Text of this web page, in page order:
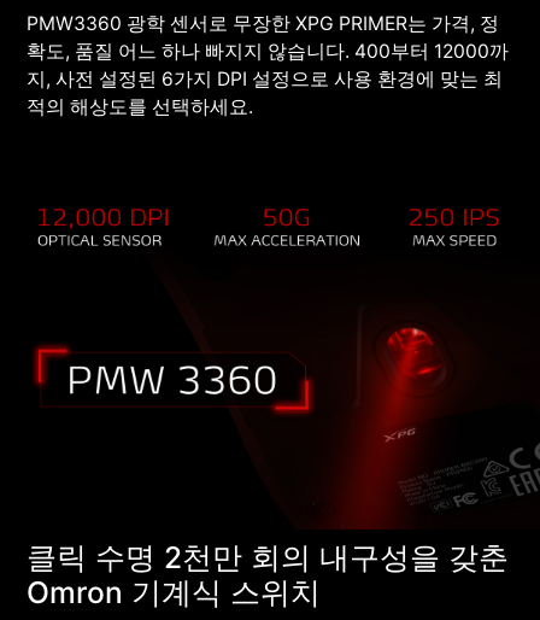
PMW3360 광학 센서로 무장한 XPG PRIMER는 가격, 정
확도, 품질 어느 하나 빠지지 않습니다. 400부터 12000까
지, 사전 설정된 6가지 DPI 설정으로 사용 환경에 맞는 최
적의 해상도를 선택하세요.
클릭 수명 2천만 회의 내구성을 갖춘
Omron 기계식 스위치